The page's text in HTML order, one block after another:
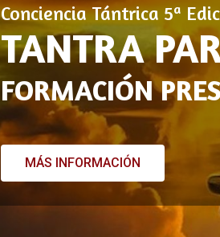
Conciencia Tántrica 5ª
TANTRA
FORMACIÓN
MÁS INFORMACIÓN